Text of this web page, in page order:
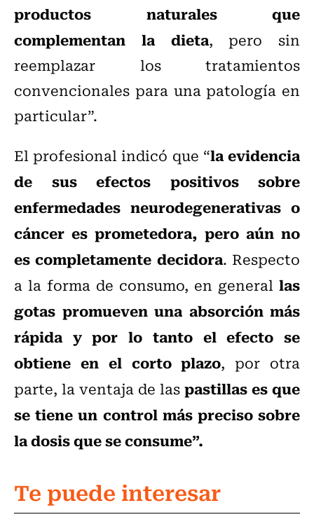
productos naturales que
complementan la dieta, pero sin
reemplazar los tratamientos
convencionales para una patología en
particular”.
El profesional indicó que “la evidencia
de sus efectos positivos sobre
enfermedades neurodegenerativas o
cáncer es prometedora, pero aún no
es completamente decidora. Respecto
a la forma de consumo, en general las
gotas promueven una absorción más
rápida y por lo tanto el efecto se
obtiene en el corto plazo, por otra
parte, la ventaja de laspastillas es que
se tiene un control más preciso sobre
la dosis que se consume”.
Te puede interesar